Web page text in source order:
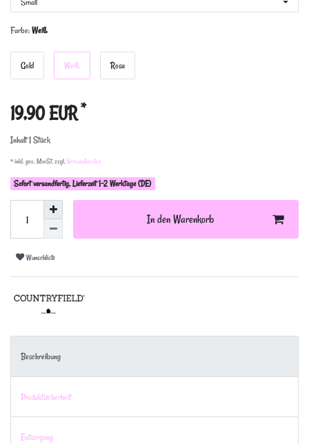
Farbe:Weiß
Gold Weiß Rosa
19,90 EUR*
Inhalt1Stück
* inkl. ges. MwSt. zzgl.Versandkosten
Sofort versandfertig, Lieferzeit 1-2 Werktage (DE)
In den Warenkorb
Wunschliste
Beschreibung
Produktsicherheit
Entsorgung